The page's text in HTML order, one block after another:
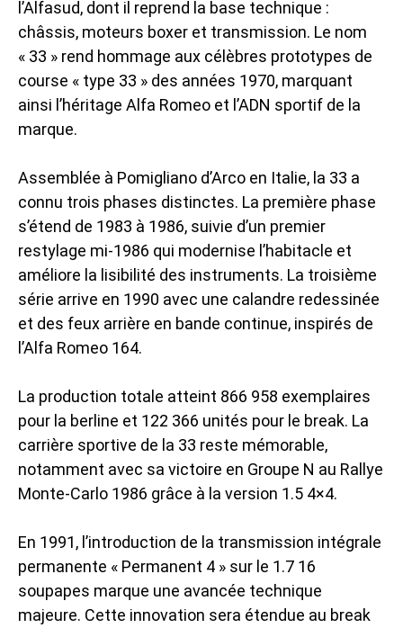
l’Alfasud, dont il reprend la base technique :
châssis, moteurs boxer et transmission. Le nom
« 33 » rend hommage aux célèbres prototypes de
course « type 33 » des années 1970, marquant
ainsi l’héritage Alfa Romeo et l’ADN sportif de la
marque.
Assemblée à Pomigliano d’Arco en Italie, la 33 a
connu trois phases distinctes. La première phase
s’étend de 1983 à 1986, suivie d’un premier
restylage mi-1986 qui modernise l’habitacle et
améliore la lisibilité des instruments. La troisième
série arrive en 1990 avec une calandre redessinée
et des feux arrière en bande continue, inspirés de
l’Alfa Romeo 164.
La production totale atteint 866 958 exemplaires
pour la berline et 122 366 unités pour le break. La
carrière sportive de la 33 reste mémorable,
notamment avec sa victoire en Groupe N au Rallye
Monte-Carlo 1986 grâce à la version 1.5 4×4.
En 1991, l’introduction de la transmission intégrale
permanente « Permanent 4 » sur le 1.7 16
soupapes marque une avancée technique
majeure. Cette innovation sera étendue au break